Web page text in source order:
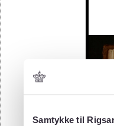
Samtykke til